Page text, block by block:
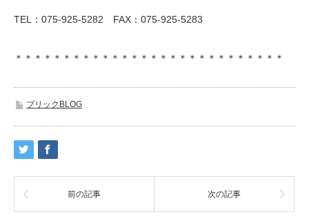
TEL：075-925-5282 FAX：075-925-5283
＊＊＊＊＊＊＊＊＊＊＊＊＊＊＊＊＊＊＊＊＊＊＊＊＊＊＊＊
ブリックBLOG
前の記事 次の記事